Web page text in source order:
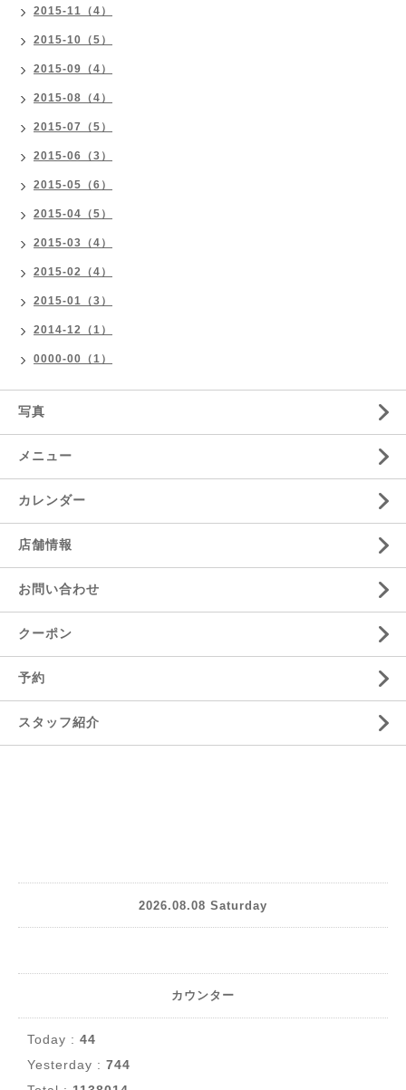
2015-11（4）
2015-10（5）
2015-09（4）
2015-08（4）
2015-07（5）
2015-06（3）
2015-05（6）
2015-04（5）
2015-03（4）
2015-02（4）
2015-01（3）
2014-12（1）
0000-00（1）
写真
メニュー
カレンダー
店舗情報
お問い合わせ
クーポン
予約
スタッフ紹介
2026.08.08 Saturday
カウンター
Today : 44
Yesterday : 744